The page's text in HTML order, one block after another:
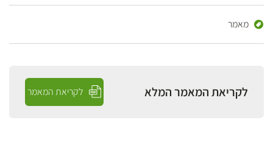
מאמר
לקריאת המאמר המלא לקריאת המאמר